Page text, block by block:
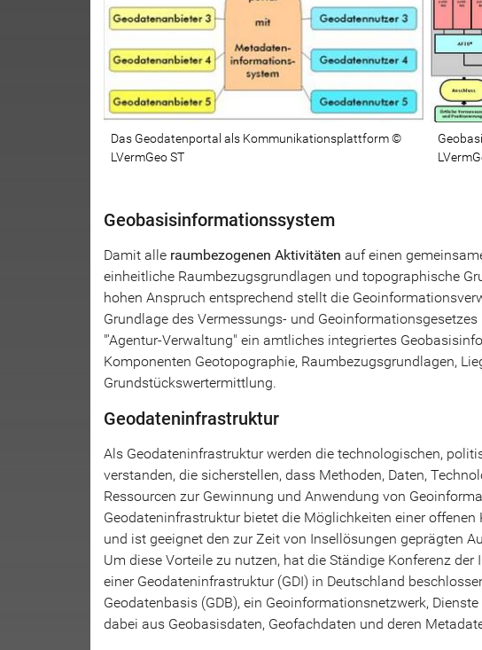
Das Geodatenportal als Kommunikationsplattform ©
LVermGeo ST
Geobasisinformationssystem
Damit alle raumbezogenen Aktivitäten auf einen
einheitliche Raumbezugsgrundlagen und topographische
hohen Anspruch entsprechend stellt die
Grundlage des Vermessungs- und
"'Agentur-Verwaltung" ein amtliches integriertes
Komponenten Geotopographie, Raumbezugsgrundlagen,
Grundstückswertermittlung.
Geodateninfrastruktur
Als Geodateninfrastruktur werden die technologischen,
verstanden, die sicherstellen, dass Methoden, Daten,
Ressourcen zur Gewinnung und Anwendung von
Geodateninfrastruktur bietet die Möglichkeiten einer
und ist geeignet den zur Zeit von Insellösungen geprägten
Um diese Vorteile zu nutzen, hat die Ständige Konferenz
einer Geodateninfrastruktur (GDI) in Deutschland
Geodatenbasis (GDB), ein Geoinformationsnetzwerk,
dabei aus Geobasisdaten, Geofachdaten und deren